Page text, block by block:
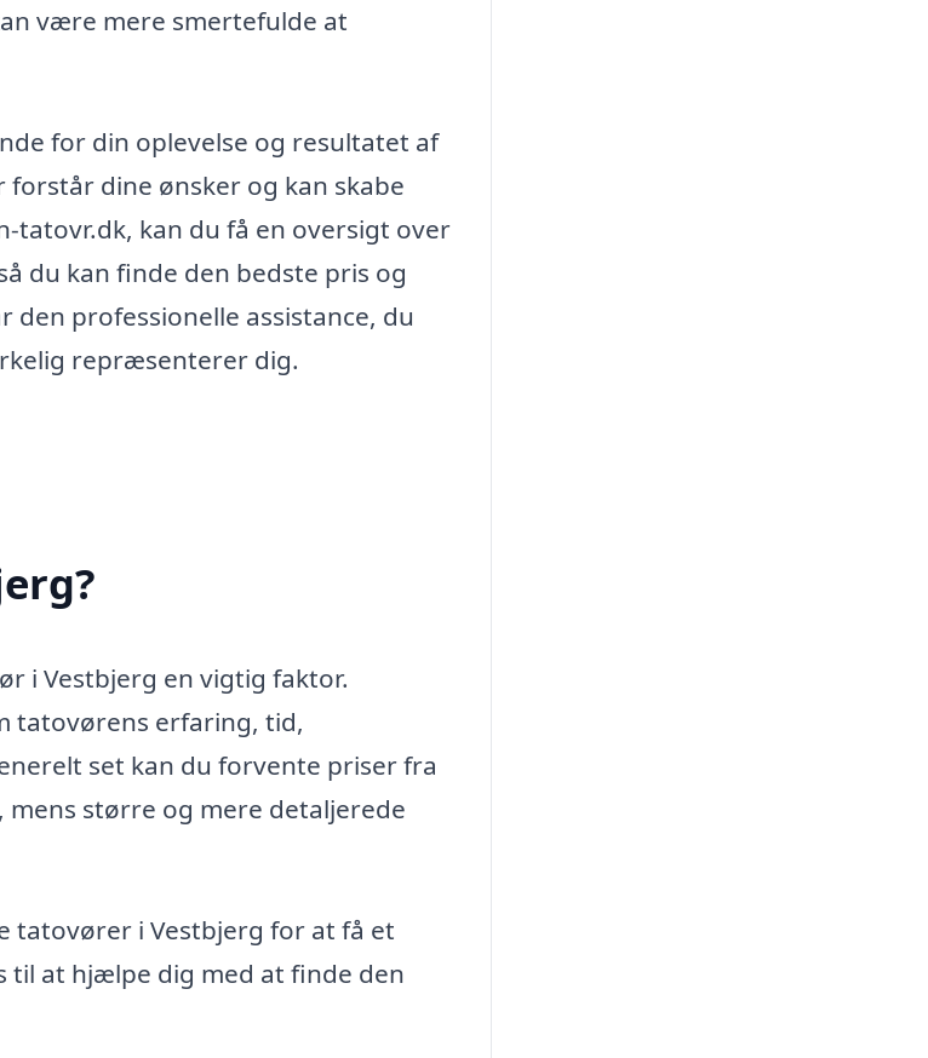
være mere smertefulde at
for din oplevelse og resultatet af
dine ønsker og kan skabe
tatovr.dk, kan du få en oversigt over
du kan finde den bedste pris og
den professionelle assistance, du
repræsenterer dig.
i Vestbjerg en vigtig faktor.
tatovørens erfaring, tid,
set kan du forvente priser fra
større og mere detaljerede
tatovører i Vestbjerg for at få et
til at hjælpe dig med at finde den